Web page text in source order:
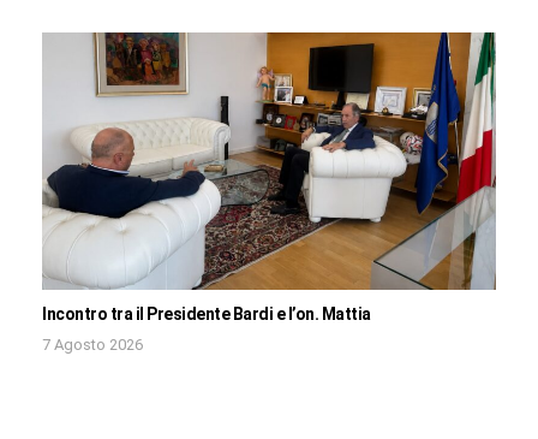
Incontro tra il Presidente Bardi e l’on. Mattia
7 Agosto 2026